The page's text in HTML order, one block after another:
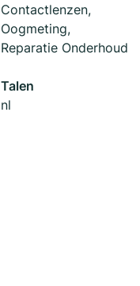
Contactlenzen,
Oogmeting,
Reparatie Onderhoud
Talen
nl